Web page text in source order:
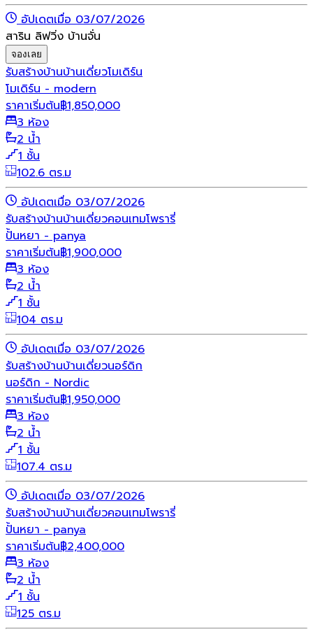
อัปเดตเมื่อ 03/07/2026
สาริน ลิฟวิ่ง บ้านจั่น
จองเลย
รับสร้างบ้านบ้านเดี่ยวโมเดิร์น
โมเดิร์น - modern
ราคาเริ่มต้น฿1,850,000
3 ห้อง
2 น้ำ
1 ชั้น
102.6 ตร.ม
อัปเดตเมื่อ 03/07/2026
รับสร้างบ้านบ้านเดี่ยวคอนเทมโพรารี่
ปั้นหยา - panya
ราคาเริ่มต้น฿1,900,000
3 ห้อง
2 น้ำ
1 ชั้น
104 ตร.ม
อัปเดตเมื่อ 03/07/2026
รับสร้างบ้านบ้านเดี่ยวนอร์ดิก
นอร์ดิก - Nordic
ราคาเริ่มต้น฿1,950,000
3 ห้อง
2 น้ำ
1 ชั้น
107.4 ตร.ม
อัปเดตเมื่อ 03/07/2026
รับสร้างบ้านบ้านเดี่ยวคอนเทมโพรารี่
ปั้นหยา - panya
ราคาเริ่มต้น฿2,400,000
3 ห้อง
2 น้ำ
1 ชั้น
125 ตร.ม